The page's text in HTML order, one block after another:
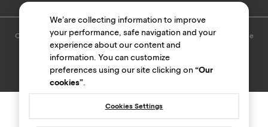
O uso deste site está sujeito aos termos e condições doTermo de Uso
e
Política de privacidade.
© Bondfaro. Todos os direitos reservados.
We’are collecting information to improve
your performance, safe navigation and your
experience about our content and
information. You can customize
preferences using our site clicking on“Our
cookies”.
Cookies Settings